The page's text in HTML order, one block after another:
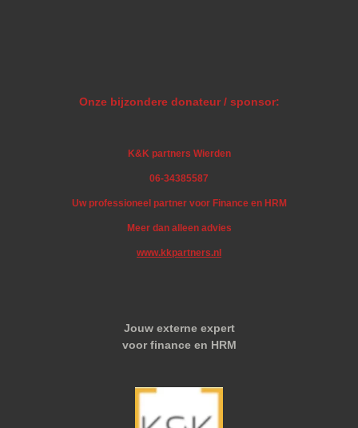
Onze bijzondere donateur / sponsor:
K&K partners Wierden
06-34385587
Uw professioneel partner voor Finance en HRM
Meer dan alleen advies
www.kkpartners.nl
Jouw externe expert
voor finance en HRM